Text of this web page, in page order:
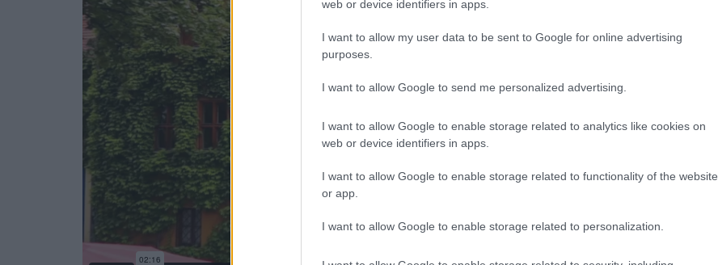
web or device identifiers in apps.
I want to allow my user data to be sent to Google for online advertising
purposes.
I want to allow Google to send me personalized advertising.
I want to allow Google to enable storage related to analytics like cookies on
web or device identifiers in apps.
I want to allow Google to enable storage related to functionality of the website
or app.
I want to allow Google to enable storage related to personalization.